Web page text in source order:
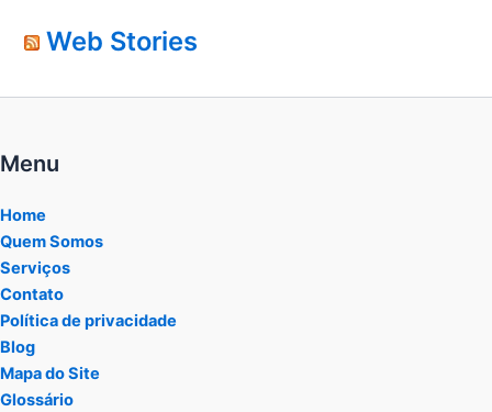
Web Stories
Menu
Home
Quem Somos
Serviços
Contato
Política de privacidade
Blog
Mapa do Site
Glossário